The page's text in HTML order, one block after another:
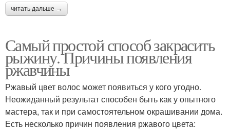
читать дальше →
Самый простой способ закрасить
рыжину. Причины появления
ржавчины
Ржавый цвет волос может появиться у кого угодно.
Неожиданный результат способен быть как у опытного
мастера, так и при самостоятельном окрашивании дома.
Есть несколько причин появления ржавого цвета: